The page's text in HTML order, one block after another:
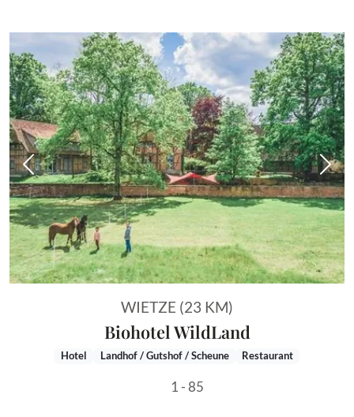
Vorheriges Bild
WIETZE (23 KM)
Biohotel WildLand
Hotel Landhof / Gutshof / Scheune Restaurant
1 - 85